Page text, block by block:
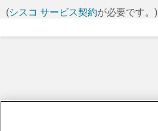
(シスコ サービス契約が必要です。)